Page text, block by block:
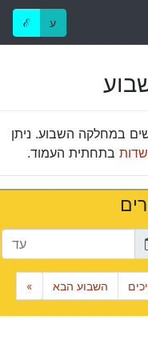
ℰ ע
במחלקה השבוע. ניתן
שדות בתחתית העמוד.
השבוע הבא »